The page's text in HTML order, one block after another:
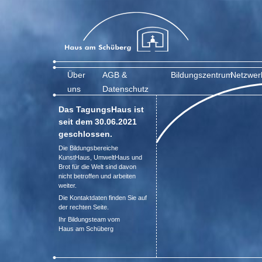
Über
uns
AGB &
Datenschutz
Bildungszentrum
Das TagungsHaus ist
seit dem 30.06.2021
geschlossen.
Die Bildungsbereiche
KunstHaus, UmweltHaus und
Brot für die Welt sind davon
nicht betroffen und arbeiten
weiter.
Die Kontaktdaten finden Sie auf
der rechten Seite.
Ihr Bildungsteam vom
Haus am Schüberg